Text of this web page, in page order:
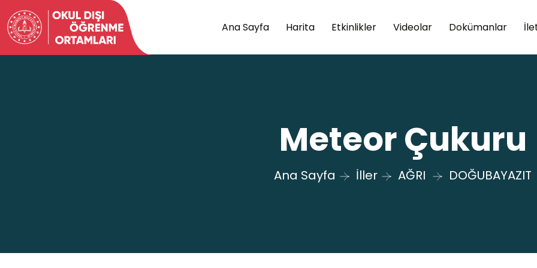
Ana Sayfa Harita Etkinlikler Videolar Dokümanlar
Meteor Çukuru
Ana Sayfa İller AĞRI DOĞUBAYAZIT